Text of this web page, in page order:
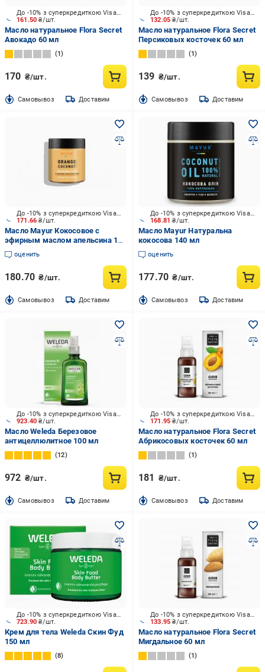
161.50₴/шт.
До -10% з суперкредиткою Visa Вигода
Масло натуральное Flora Secret
Авокадо 60 мл
1
170 ₴/шт.
Cамовывоз Доставим
132.05₴/шт.
До -10% з суперкредиткою Visa Вигода
Масло натуральное Flora Secret
Персиковых косточек 60 мл
1
139 ₴/шт.
Cамовывоз Доставим
171.66₴/шт.
До -10% з суперкредиткою Visa Вигода
Масло Mayur Кокосовое с
эфирным маслом апельсина 140
мл
оценить
180.70 ₴/шт.
Cамовывоз Доставим
168.81₴/шт.
До -10% з суперкредиткою Visa Вигода
Масло Mayur Натуральна
кокосова 140 мл
оценить
177.70 ₴/шт.
Cамовывоз Доставим
923.40₴/шт.
До -10% з суперкредиткою Visa Вигода
Масло Weleda Березовое
антицеллюлитное 100 мл
12
972 ₴/шт.
Cамовывоз Доставим
171.95₴/шт.
До -10% з суперкредиткою Visa Вигода
Масло натуральное Flora Secret
Абрикосовых косточек 60 мл
1
181 ₴/шт.
Cамовывоз Доставим
723.90₴/шт.
До -10% з суперкредиткою Visa Вигода
Крем для тела Weleda Скин Фуд
150 мл
8
133.95₴/шт.
До -10% з суперкредиткою Visa Вигода
Масло натуральное Flora Secret
Мигдальное 60 мл
1